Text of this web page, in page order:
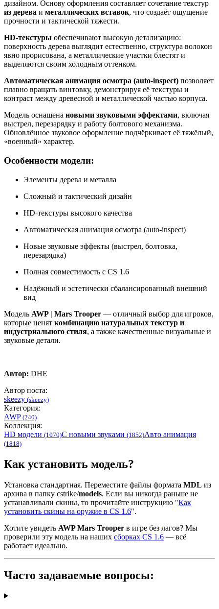
дизайном. Основу оформления составляет сочетание текстур
из дерева и металлических вставок, что создаёт ощущение
прочности и тактической тяжести.
HD-текстуры обеспечивают высокую детализацию:
поверхность дерева выглядит естественно, структура волокон
явно прорисована, а металлические участки блестят и
выделяются своим холодным оттенком.
Автоматическая анимация осмотра (auto-inspect) позволяет
плавно вращать винтовку, демонстрируя её текстуры и
контраст между древесной и металлической частью корпуса.
Модель оснащена новыми звуковыми эффектами, включая
выстрел, перезарядку и работу болтового механизма.
Обновлённое звуковое оформление подчёркивает её тяжёлый,
«военный» характер.
Особенности модели:
Элементы дерева и металла
Сложный и тактический дизайн
HD-текстуры высокого качества
Автоматическая анимация осмотра (auto-inspect)
Новые звуковые эффекты (выстрел, болтовка,
перезарядка)
Полная совместимость с CS 1.6
Надёжный и эстетически сбалансированный внешний
вид
Модель AWP | Mars Trooper — отличный выбор для игроков,
которые ценят комбинацию натуральных текстур и
индустриального стиля, а также качественные визуальные и
звуковые детали.
Автор: DHE
Автор поста:
skeezy (skeezy)
Категория:
AWP (240)
Коллекция:
HD модели (1070)С новыми звуками (1852)Авто анимация
(1818)
Как установить модель?
Установка стандартная. Переместите файлы формата MDL из
архива в папку cstrike/models. Если вы никогда раньше не
устанавливали скины, то прочитайте инструкцию "Как
установить скины на оружие в CS 1.6".
Хотите увидеть AWP Mars Trooper в игре без лагов? Мы
проверили эту модель на наших сборках CS 1.6 — всё
работает идеально.
Часто задаваемые вопросы: